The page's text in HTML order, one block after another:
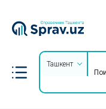
Ташкент